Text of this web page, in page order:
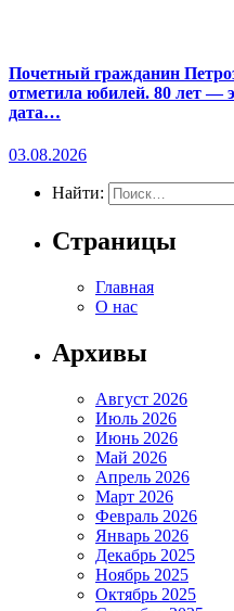
Почетный гражданин
отметила юбилей. 80 лет —
дата…
03.08.2026
Найти:
Страницы
Главная
О нас
Архивы
Август 2026
Июль 2026
Июнь 2026
Май 2026
Апрель 2026
Март 2026
Февраль 2026
Январь 2026
Декабрь 2025
Ноябрь 2025
Октябрь 2025